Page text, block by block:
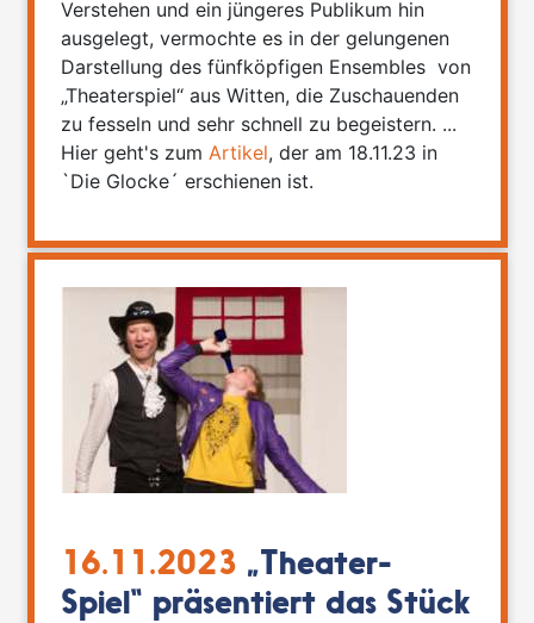
Verstehen und ein jüngeres Publikum hin
ausgelegt, vermochte es in der gelungenen
Darstellung des fünfköpfigen Ensembles von
„Theaterspiel“ aus Witten, die Zuschauenden
zu fesseln und sehr schnell zu begeistern. ...
Hier geht's zum Artikel, der am 18.11.23 in
`Die Glocke´ erschienen ist.
16.11.2023 „Theater-
Spiel“ präsentiert das Stück